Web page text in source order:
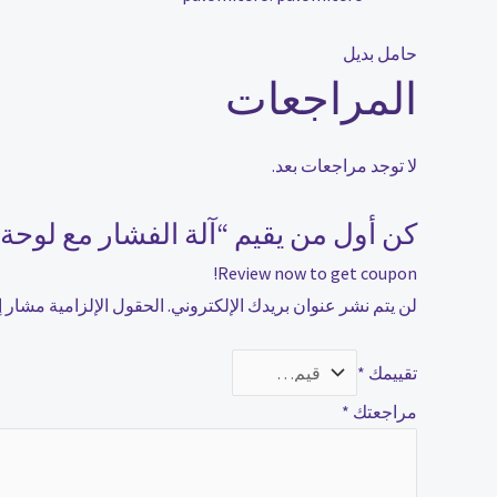
حامل بديل
المراجعات
لا توجد مراجعات بعد.
كن أول من يقيم “آلة الفشار مع
Review now to get coupon!
لن يتم نشر عنوان بريدك الإلكتروني. الحقول الإلزامية مشار
تقييمك *
مراجعتك *